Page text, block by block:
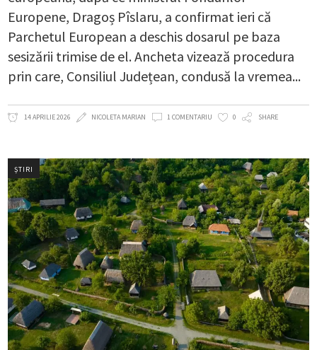
Europene, Dragoș Pîslaru, a confirmat ieri că
Parchetul European a deschis dosarul pe baza
sesizării trimise de el. Ancheta vizează procedura
prin care, Consiliul Județean, condusă la vremea
14 APRILIE 2026 NICOLETA MARIAN 1 COMENTARIU 0 SHARE
ȘTIRI